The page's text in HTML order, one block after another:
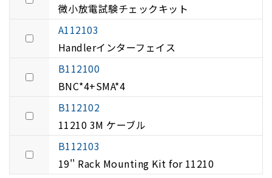
微小放電試験チェックキット
A112103
Handlerインターフェイス
B112100
BNC*4+SMA*4
B112102
11210 3M ケーブル
B112103
19'' Rack Mounting Kit for 11210